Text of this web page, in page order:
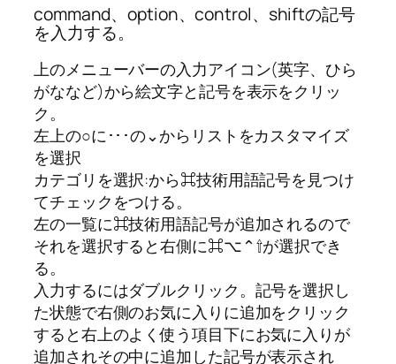
command、option、control、shiftの記号
を入力する。
上のメニューバーの入力アイコン(英字、ひら
がななど)から絵文字と記号を表示をクリッ
ク。
左上の○に･･ ･の⌄からリストをカスタマイズ
を選択
カテゴリを選択:から⌘技術用語記号を見つけ
てチェックをつける。
左の一覧に⌘技術用語記号が追加されるので
それを選択すると右側に⌘⌥⌃⇧が選択でき
る。
入力するにはダブルクリック。記号を選択し
た状態で右側のお気に入りに追加をクリック
すると右上のよく使う項目下にお気に入りが
追加されその中に追加した記号が表示され